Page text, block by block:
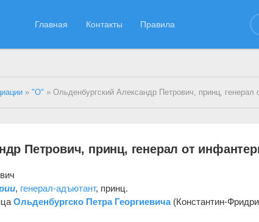
Главная Контакты Правила
»"О" » Ольденбургский Александр Петрович, принц, генерал от
Петрович, принц, генерал от
, генерал-адъютант, принц.
Ольденбургско Петра Георгиевича(Константин-